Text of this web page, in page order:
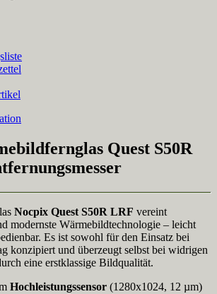
Quest S50R
Nocpix Quest S50R LRF vereint
modernste Wärmebildtechnologie – leicht
Es ist sowohl für den Einsatz bei
konzipiert und überzeugt selbst bei widrigen
eine erstklassige Bildqualität.
Hochleistungssensor (1280x1024, 12 µm)